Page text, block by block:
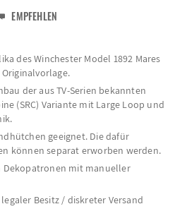
EMPFEHLEN
des Winchester Model 1892 Mares
der aus TV-Serien bekannten
(SRC) Variante mit Large Loop und
geeignet. Die dafür
können separat erworben werden.
Dekopatronen mit manueller
Besitz / diskreter Versand